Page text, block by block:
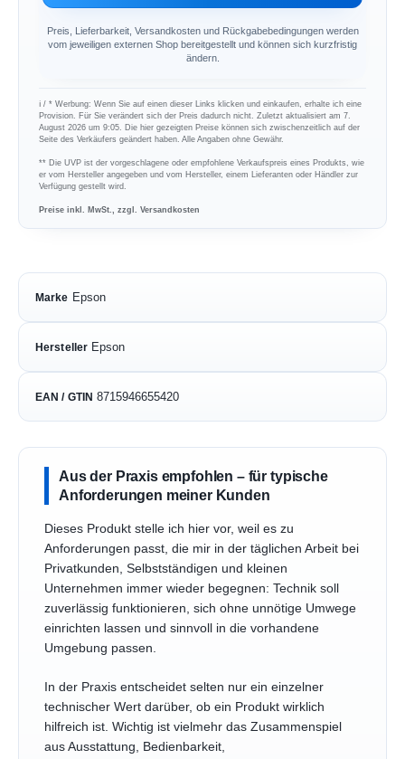
Preis, Lieferbarkeit, Versandkosten und Rückgabebedingungen werden
vom jeweiligen externen Shop bereitgestellt und können sich kurzfristig
ändern.
ℹ︎ / * Werbung: Wenn Sie auf einen dieser Links klicken und einkaufen, erhalte ich eine
Provision. Für Sie verändert sich der Preis dadurch nicht. Zuletzt aktualisiert am 7.
August 2026 um 9:05. Die hier gezeigten Preise können sich zwischenzeitlich auf der
Seite des Verkäufers geändert haben. Alle Angaben ohne Gewähr.
** Die UVP ist der vorgeschlagene oder empfohlene Verkaufspreis eines Produkts, wie
er vom Hersteller angegeben und vom Hersteller, einem Lieferanten oder Händler zur
Verfügung gestellt wird.
Preise inkl. MwSt., zzgl. Versandkosten
Marke Epson
Hersteller Epson
EAN / GTIN 8715946655420
Aus der Praxis empfohlen – für typische
Anforderungen meiner Kunden
Dieses Produkt stelle ich hier vor, weil es zu
Anforderungen passt, die mir in der täglichen Arbeit bei
Privatkunden, Selbstständigen und kleinen
Unternehmen immer wieder begegnen: Technik soll
zuverlässig funktionieren, sich ohne unnötige Umwege
einrichten lassen und sinnvoll in die vorhandene
Umgebung passen.
In der Praxis entscheidet selten nur ein einzelner
technischer Wert darüber, ob ein Produkt wirklich
hilfreich ist. Wichtig ist vielmehr das Zusammenspiel
aus Ausstattung, Bedienbarkeit,